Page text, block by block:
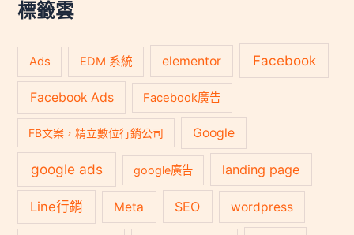
:標籤雲
Ads EDM 系統 elementor Facebook
Facebook Ads Facebook廣告
FB文案，精立數位行銷公司 Google
google ads google廣告 landing page
Line行銷 Meta SEO wordpress